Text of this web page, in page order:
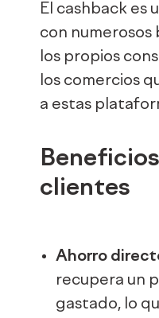
El cashback es
con
los propios
los comercios
a estas
clientes
Ahorro
recupera un
gastado, lo